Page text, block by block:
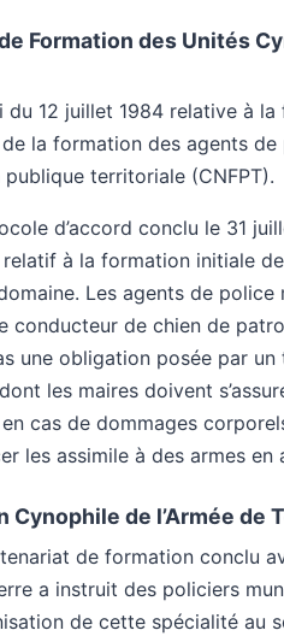
Formation des Unités
du 12 juillet 1984 relative à
la formation des agents
territoriale (CNFPT).
d’accord conclu le 31
relatif à la formation initiale
Les agents de
conducteur de chien de
une obligation posée par
les maires doivent
cas de dommages
les assimile à des armes
Cynophile de l’Armée de
de formation conclu
a instruit des policiers
de cette spécialité au